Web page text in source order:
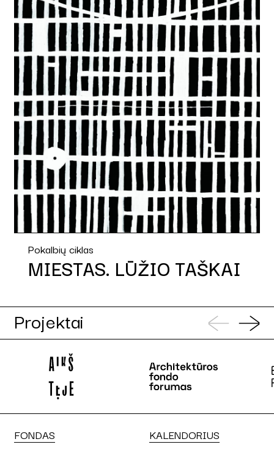
Pokalbių ciklas
MIESTAS. LŪŽIO TAŠKAI
Projektai
FONDAS
KALENDORIUS